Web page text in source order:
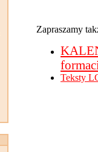
Zapraszamy
Teksty